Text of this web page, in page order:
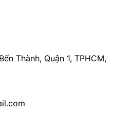
Thành, Quận 1, TPHCM,